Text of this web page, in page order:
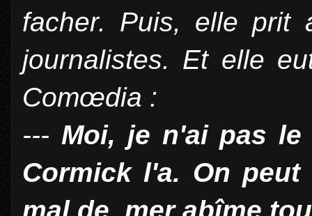
facher. Puis, elle prit
journalistes. Et elle
Comœdia :
--- Moi, je n'ai pas le
Cormick l'a. On